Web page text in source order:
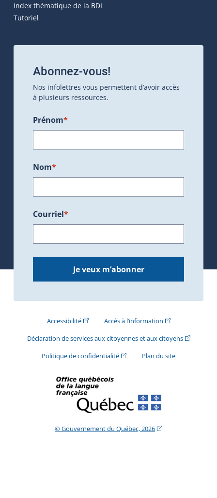
Index thématique de la BDL
Tutoriel
Abonnez-vous!
Nos infolettres vous permettent d’avoir accès
à plusieurs ressources.
Prénom*
Nom*
Courriel*
Je veux m’abonner
Accessibilité(Cet hyperlien externe s'ouvrira dans une
Accès à l’information(Cet hyperlien
Déclaration de services aux citoyennes et aux citoyens(Cet
Politique de confidentialité(Cet hyperlien externe s'ouvrira
Plan du site
© Gouvernement du Québec, 2026(Cet hyperlien